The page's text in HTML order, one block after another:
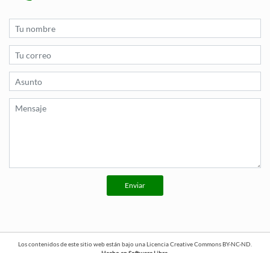
Enviar
Los contenidos de este sitio web están bajo unaLicencia Creative Commons BY-NC-ND